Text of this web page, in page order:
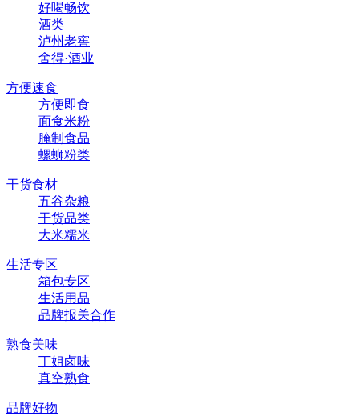
好喝畅饮
酒类
泸州老窖
舍得·酒业
方便速食
方便即食
面食米粉
腌制食品
螺蛳粉类
干货食材
五谷杂粮
干货品类
大米糯米
生活专区
箱包专区
生活用品
品牌报关合作
熟食美味
丁姐卤味
真空熟食
品牌好物